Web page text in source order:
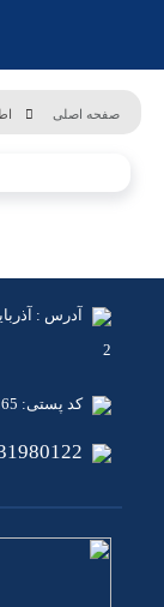
صفحه اصلی
آدرس :
2
کد پستی: 17165-57166